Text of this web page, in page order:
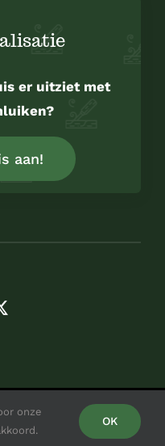
er uitziet met
aan!
onze
OK